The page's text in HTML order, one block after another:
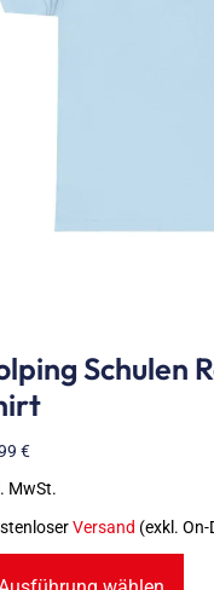
Schulen
€
MwSt.
Versand (exkl.